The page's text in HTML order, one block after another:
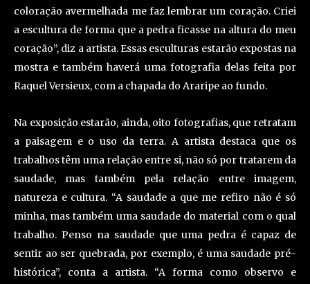
coloração avermelhada me faz lembrar um coração. Criei
a escultura de forma que a pedra ficasse na altura do meu
coração”, diz a artista. Essas esculturas estarão expostas na
mostra e também haverá uma fotografia delas feita por
Raquel Versieux, com a chapada do Araripe ao fundo.
Na exposição estarão, ainda, oito fotografias, que retratam
a paisagem e o uso da terra. A artista destaca que os
trabalhos têm uma relação entre si, não só por tratarem da
saudade, mas também pela relação entre imagem,
natureza e cultura. “A saudade a que me refiro não é só
minha, mas também uma saudade do material com o qual
trabalho. Penso na saudade que uma pedra é capaz de
sentir ao ser quebrada, por exemplo, é uma saudade pré-
histórica”, conta a artista. “A forma como observo e